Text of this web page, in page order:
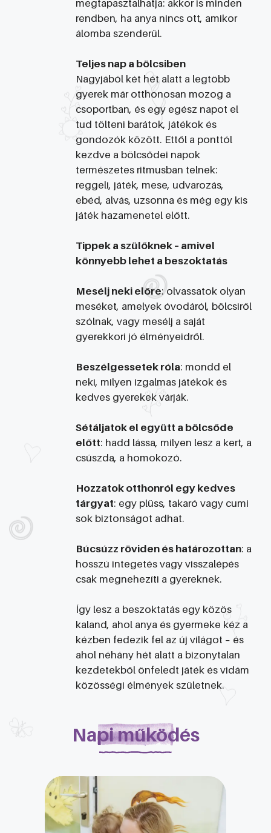
megtapasztalhatja: akkor is minden
rendben, ha anya nincs ott, amikor
álomba szenderül.
Teljes nap a bölcsiben
Nagyjából két hét alatt a legtöbb
gyerek már otthonosan mozog a
csoportban, és egy egész napot el
tud tölteni barátok, játékok és
gondozók között. Ettől a ponttól
kezdve a bölcsődei napok
természetes ritmusban telnek:
reggeli, játék, mese, udvarozás,
ebéd, alvás, uzsonna és még egy kis
játék hazamenetel előtt.
Tippek a szülőknek – amivel
könnyebb lehet a beszoktatás
Mesélj neki előre: olvassatok olyan
meséket, amelyek óvodáról, bölcsiről
szólnak, vagy mesélj a saját
gyerekkori jó élményeidről.
Beszélgessetek róla: mondd el
neki, milyen izgalmas játékok és
kedves gyerekek várják.
Sétáljatok el együtt a bölcsőde
előtt: hadd lássa, milyen lesz a kert, a
csúszda, a homokozó.
Hozzatok otthonról egy kedves
tárgyat: egy plüss, takaró vagy cumi
sok biztonságot adhat.
Búcsúzz röviden és határozottan: a
hosszú integetés vagy visszalépés
csak megnehezíti a gyereknek.
Így lesz a beszoktatás egy közös
kaland, ahol anya és gyermeke kéz a
kézben fedezik fel az új világot – és
ahol néhány hét alatt a bizonytalan
kezdetekből önfeledt játék és vidám
közösségi élmények születnek.
Napi működés